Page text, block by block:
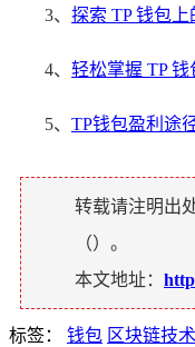
3、 探索 TP 钱包
4、 轻松掌握 TP
5、 TP钱包盈利途
转载请注明出处
（）。
本文地址：
标签： 钱包 区块链技术